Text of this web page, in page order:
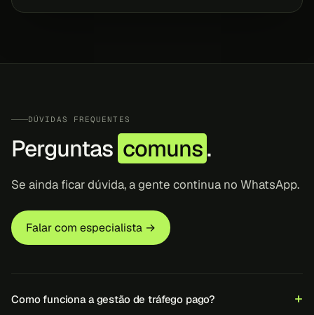
DÚVIDAS FREQUENTES
Perguntas comuns.
Se ainda ficar dúvida, a gente continua no WhatsApp.
Falar com especialista →
Como funciona a gestão de tráfego pago?